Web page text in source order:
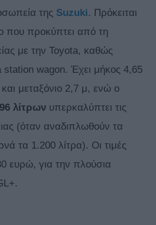
της Suzuki. Πρόκειται
που προκύπτει από τη
με την Toyota, καθώς
station wagon. Έχει μήκος 4,65
μεταξόνιο 2,7 μ, ενώ ο
λίτρων υπερκαλύπτει τις
(όταν αναδιπλωθούν τα
τα 1.200 λίτρα). Οι τιμές
ευρώ, για την πλούσια